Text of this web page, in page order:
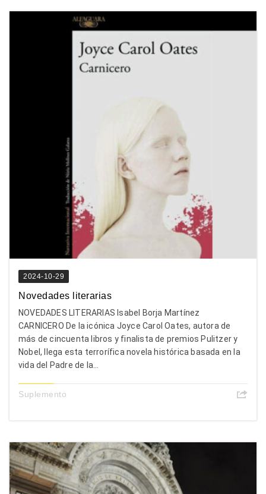
2024-10-29
Novedades literarias
NOVEDADES LITERARIAS Isabel Borja Martínez
CARNICERO De la icónica Joyce Carol Oates, autora de
más de cincuenta libros y finalista de premios Pulitzer y
Nobel, llega esta terrorífica novela histórica basada en la
vida del Padre de la...
Suplemento